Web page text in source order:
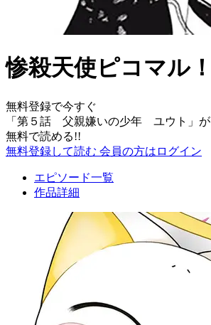
惨殺天使ピコマル！
無料登録で今すぐ
「 第５話 父親嫌いの少年 ユウト 」が
無料で読める!!
無料登録して読む 会員の方はログイン
エピソード一覧
作品詳細